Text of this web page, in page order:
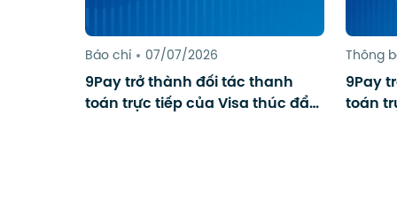
Báo chí 07/07/2026
9Pay trở thành đối tác thanh
toán trực tiếp của Visa thúc đẩy
Thông
9Pay
toán